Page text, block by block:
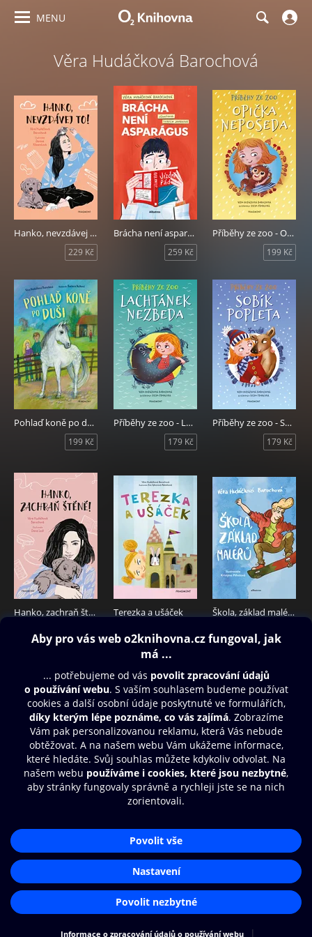
MENU
Věra Hudáčková Barochová
Hanko, nevzdávej to!
229 Kč
Brácha není asparágus
259 Kč
Příběhy ze zoo - Opička neposeda
199 Kč
Pohlaď koně po duši
199 Kč
Příběhy ze zoo - Lachtánek nezbeda
179 Kč
Příběhy ze zoo - Sobík popleta
179 Kč
Hanko, zachraň štěně!
229 Kč
Terezka a ušáček Škola, základ malérů
189 Kč
Obsah ke stažení
Moje O2 Knihovna
Další zábava
© O2 Czech Republic a.s.
Přístupnost
Zásady zpracování osobních údajů
Nastavení cookies
Aplikace O2 Knihovna
Čti a poslouchej své e-knihy a
audioknihy rychleji a pohodlněji.